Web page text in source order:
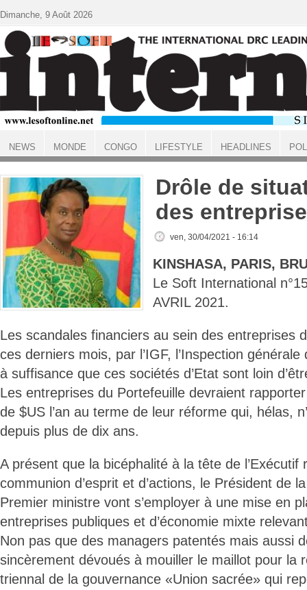
ACCUEIL
Drôle de
des
ven, 30/04/2021 - 16:14
KINSHASA, PARIS,
Le Soft International
AVRIL 2021.
Les scandales financiers au sein des entreprises
ces derniers mois, par l’IGF, l’Inspection
à suffisance que ces sociétés d’Etat sont loin
Les entreprises du Portefeuille devraient
de $US l’an au terme de leur réforme qui, hélas,
depuis plus de dix ans.
A présent que la bicéphalité à la tête de l’Exécutif
communion d’esprit et d’actions, le Président de
Premier ministre vont s’employer à une mise en
entreprises publiques et d’économie mixte
Non pas que des managers patentés mais aussi
sincèrement dévoués à mouiller le maillot pour la
triennal de la gouvernance «Union sacrée» qui
Dimanche, 9 Août 2026
NEWS MONDE CONGO LIFESTYLE HEADLINES